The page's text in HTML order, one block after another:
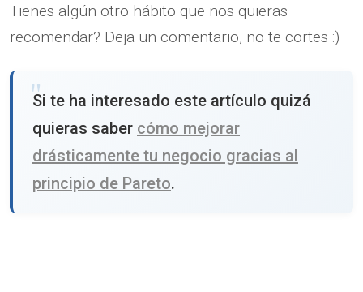
Tienes algún otro hábito que nos quieras
recomendar? Deja un comentario, no te cortes :)
Si te ha interesado este artículo quizá
quieras saber cómo mejorar
drásticamente tu negocio gracias al
principio de Pareto.